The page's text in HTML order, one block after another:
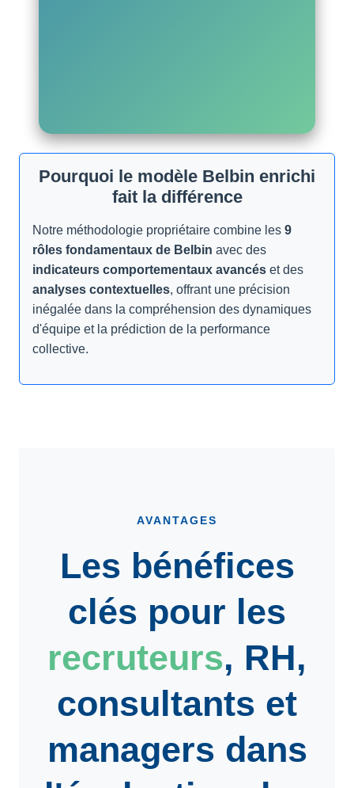
Pourquoi le modèle Belbin enrichi
fait la différence
Notre méthodologie propriétaire combine les 9
rôles fondamentaux de Belbin avec des
indicateurs comportementaux avancés et des
analyses contextuelles, offrant une précision
inégalée dans la compréhension des dynamiques
d'équipe et la prédiction de la performance
collective.
AVANTAGES
Les bénéfices
clés pour les
recruteurs, RH,
consultants et
managers dans